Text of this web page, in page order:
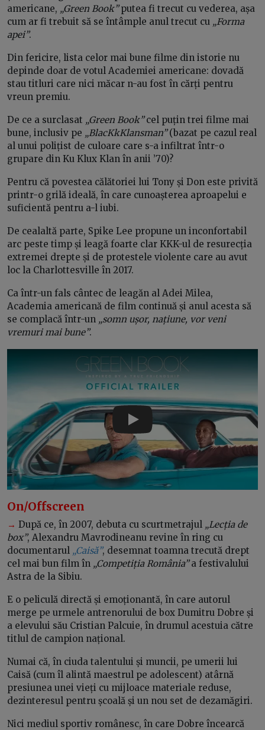
americane, „Green Book”putea fi trecut cu vederea, așa
cum ar fi trebuit să se întâmple anul trecut cu „Forma
apei”.
Din fericire, lista celor mai bune filme din istorie nu
depinde doar de votul Academiei americane: dovadă
stau titluri care nici măcar n-au fost în cărți pentru
vreun premiu.
De ce a surclasat „Green Book”cel puțin trei filme mai
bune, inclusiv pe „BlacKkKlansman”(bazat pe cazul real
al unui polițist de culoare care s-a infiltrat într-o
grupare din Ku Klux Klan în anii ’70)?
Pentru că povestea călătoriei lui Tony și Don este privită
printr-o grilă ideală, în care cunoașterea aproapelui e
suficientă pentru a-l iubi.
De cealaltă parte, Spike Lee propune un inconfortabil
arc peste timp și leagă foarte clar KKK-ul de resurecția
extremei drepte și de protestele violente care au avut
loc la Charlottesville în 2017.
Ca într-un fals cântec de leagăn al Adei Milea,
Academia americană de film continuă și anul acesta să
se complacă într-un „somn ușor, națiune, vor veni
vremuri mai bune”.
Play
On/Offscreen
→ După ce, în 2007, debuta cu scurtmetrajul „Lecția de
box”, Alexandru Mavrodineanu revine în ring cu
documentarul „Caisă”, desemnat toamna trecută drept
cel mai bun film în „Competiția România”a festivalului
Astra de la Sibiu.
E o peliculă directă și emoționantă, în care autorul
merge pe urmele antrenorului de box Dumitru Dobre și
a elevului său Cristian Palcuie, în drumul acestuia către
titlul de campion național.
Numai că, în ciuda talentului și muncii, pe umerii lui
Caisă (cum îl alintă maestrul pe adolescent) atârnă
presiunea unei vieți cu mijloace materiale reduse,
dezinteresul pentru școală și un nou set de dezamăgiri.
Nici mediul sportiv românesc, în care Dobre încearcă